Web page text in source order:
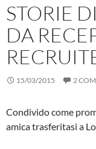
STORIE
DA
15/03/2015 2
Condivido come
amica trasferitasi a